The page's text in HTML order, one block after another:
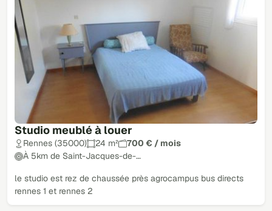
Studio meublé à louer
Rennes (35000) 24 m²
700 € / mois
À 5km de Saint-Jacques-de-…
le studio est rez de chaussée près agrocampus bus directs
rennes 1 et rennes 2